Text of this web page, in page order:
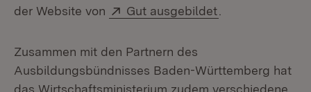
der Website von
Extern:
Gut ausgebildet
Zusammen mit den Partnern des
Ausbildungsbündnisses Baden-Württemberg hat
das Wirtschaftsministerium zudem verschiedene